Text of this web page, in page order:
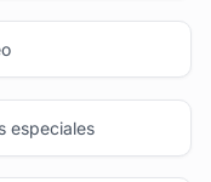
especiales